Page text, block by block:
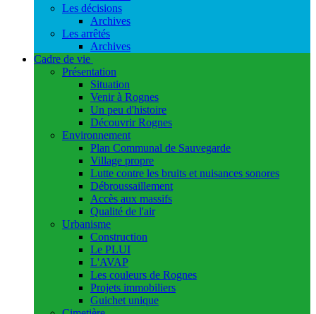
Les décisions
Archives
Les arrêtés
Archives
Cadre de vie
Présentation
Situation
Venir à Rognes
Un peu d'histoire
Découvrir Rognes
Environnement
Plan Communal de Sauvegarde
Village propre
Lutte contre les bruits et nuisances sonores
Débroussaillement
Accès aux massifs
Qualité de l'air
Urbanisme
Construction
Le PLUI
L'AVAP
Les couleurs de Rognes
Projets immobiliers
Guichet unique